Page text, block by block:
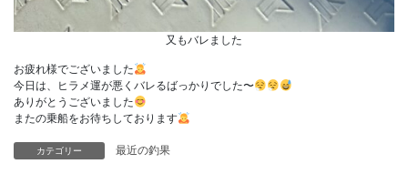
又もバレました
お疲れ様でございました
今日は、ヒラメ運が悪くバレるばっかりでした〜
ありがとうございました
またの乗船をお待ちしております
カテゴリー 最近の釣果